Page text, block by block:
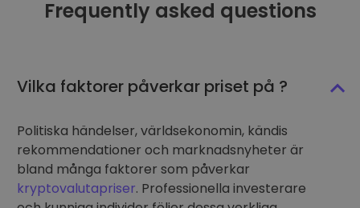
Frequently asked questions
Vilka faktorer påverkar priset på ?
Politiska händelser, världsekonomin, kändis
rekommendationer och marknadsnyheter är
bland många faktorer som påverkar
kryptovalutapriser. Professionella investerare